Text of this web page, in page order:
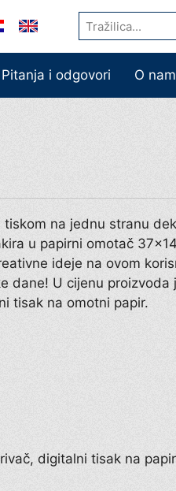
Pitanja i odgovori O
na jednu stranu
u papirni omotač
ideje na ovom
dane! U cijenu proizvoda
tisak na omotni papir.
digitalni tisak na